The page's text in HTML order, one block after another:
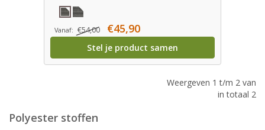
Vanaf: €54,00 €45,90
Stel je product samen
Weergeven 1 t/m 2 van
in totaal 2
Polyester stoffen